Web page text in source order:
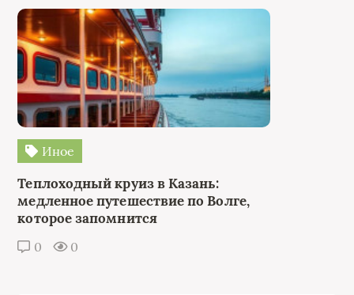
Иное
Теплоходный круиз в Казань:
медленное путешествие по Волге,
которое запомнится
0 0